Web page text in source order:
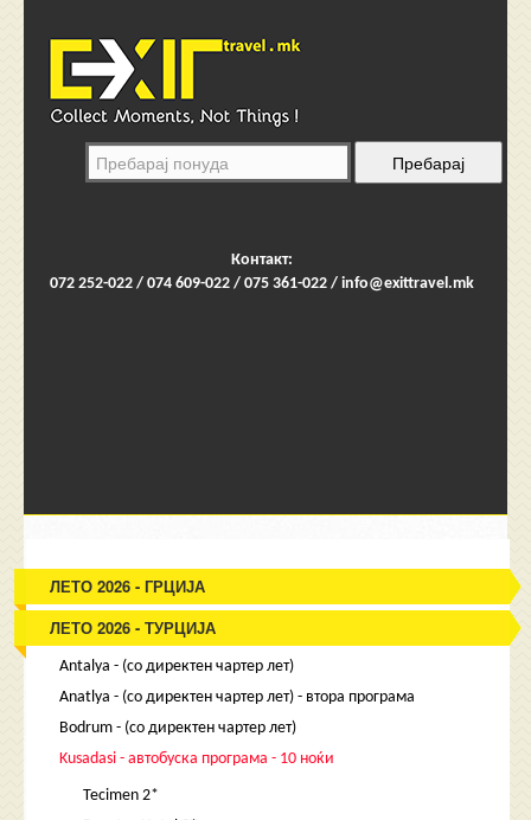
Контакт:
072 252-022 / 074 609-022 / 075 361-022 / info@exittravel.mk
ЛЕТО 2026 - ГРЦИЈА
ЛЕТО 2026 - ТУРЦИЈА
Antalya - (со директен чартер лет)
Anatlya - (со директен чартер лет) - втора програма
Bodrum - (со директен чартер лет)
Kusadasi - автобуска програма - 10 ноќи
Tecimen 2*